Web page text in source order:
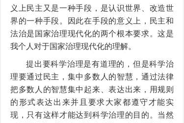
义上民主又是一种手段，是认识世界、改造世
界的一种手段。因此在手段的意义上，民主和
法治是国家治理现代化的两个根本要求。这是
我个人对于国家治理现代化的理解。
提出要科学治理是有道理的，但是科学治
理要通过民主，集中多数人的智慧，通过法律
把多数人的智慧集中起来、表达出来，用规则
的形式表达出来并且要求大家都遵守才能实
现，只有这样才能达到科学治理的目的。当然